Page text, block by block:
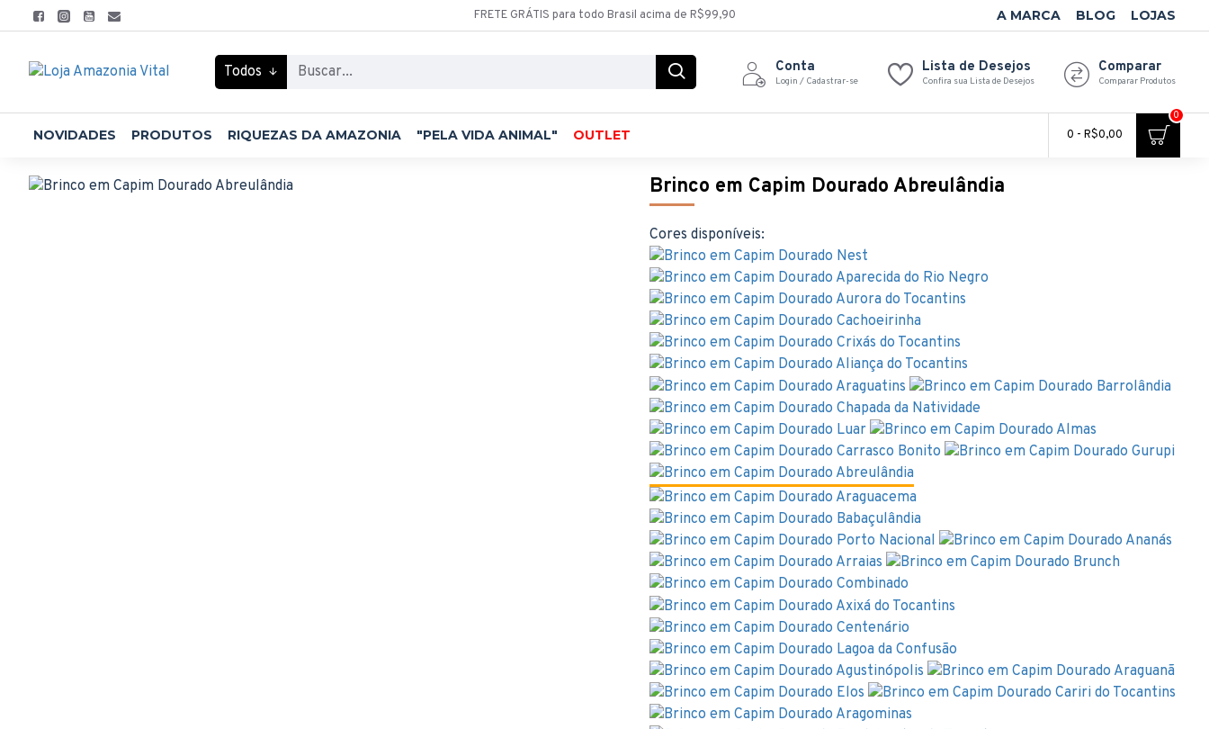
FRETE GRÁTIS para todo Brasil acima de R$99,90 A MARCA BLOG LOJAS
Todos Conta
Login / Cadastrar-se
Lista de Desejos
Confira sua Lista de Desejos
Comparar
Comparar Produtos
NOVIDADES PRODUTOS RIQUEZAS DA AMAZONIA "PELA VIDA ANIMAL" OUTLET 0 - R$0,00
0
Brinco em Capim Dourado Abreulândia
Cores disponíveis: